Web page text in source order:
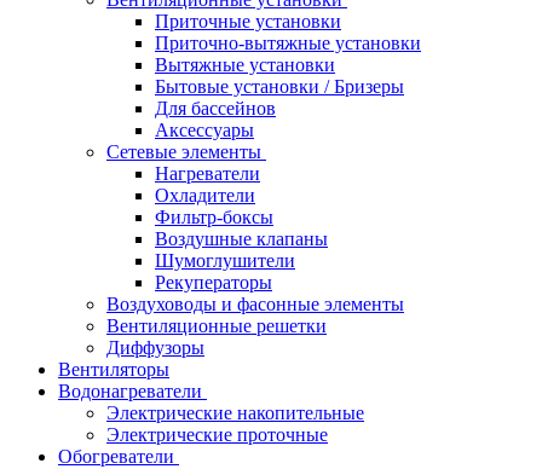
Приточные установки
Приточно-вытяжные установки
Вытяжные установки
Бытовые установки / Бризеры
Для бассейнов
Аксессуары
Сетевые элементы
Нагреватели
Охладители
Фильтр-боксы
Воздушные клапаны
Шумоглушители
Рекуператоры
Воздуховоды и фасонные элементы
Вентиляционные решетки
Диффузоры
Вентиляторы
Водонагреватели
Электрические накопительные
Электрические проточные
Обогреватели